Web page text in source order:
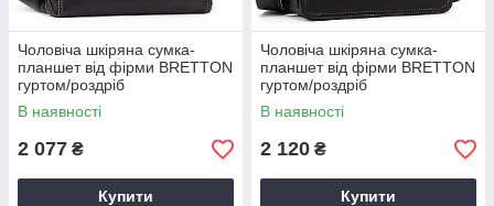
Чоловіча шкіряна сумка-
планшет від фірми BRETTON
гуртом/роздріб
В наявності
2 077 ₴
Купити
Чоловіча шкіряна сумка-
планшет від фірми BRETTON
гуртом/роздріб
В наявності
2 120 ₴
Купити